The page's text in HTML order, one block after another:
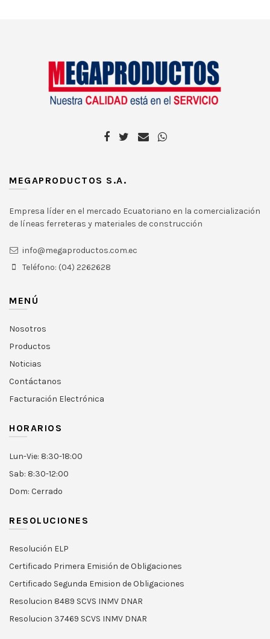
MEGAPRODUCTOS S.A.
Empresa líder en el mercado Ecuatoriano en la comercialización
de líneas ferreteras y materiales de construcción
info@megaproductos.com.ec
Teléfono: (04) 2262628
MENÚ
Nosotros
Productos
Noticias
Contáctanos
Facturación Electrónica
HORARIOS
Lun-Vie: 8:30-18:00
Sab: 8:30-12:00
Dom: Cerrado
RESOLUCIONES
Resolución ELP
Certificado Primera Emisión de Obligaciones
Certificado Segunda Emision de Obligaciones
Resolucion 8489 SCVS INMV DNAR
Resolucion 37469 SCVS INMV DNAR